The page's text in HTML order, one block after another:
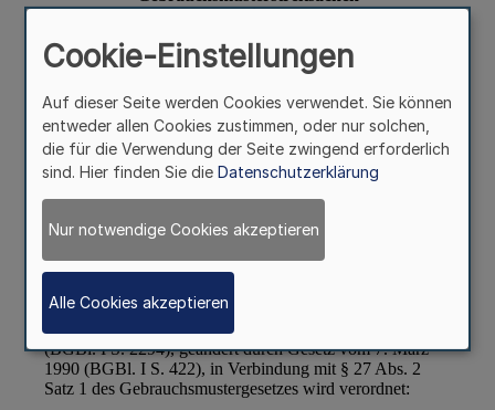
Cookie-Einstellungen
Auf dieser Seite werden Cookies verwendet. Sie können
entweder allen Cookies zustimmen, oder nur solchen,
die für die Verwendung der Seite zwingend erforderlich
sind. Hier finden Sie die Datenschutzerklärung
Nur notwendige Cookies akzeptieren
Alle Cookies akzeptieren